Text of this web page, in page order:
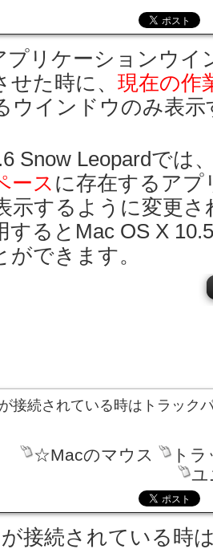
プリケーションウイ
せた時に、 現在の作
ウインドウのみ表示
Snow Leopardでは
ース に存在するアプ
示するように変更
するとMac OS X
できます。
接続されている時はトラック
☆Macのマウス
ト
ユ
接続されている時